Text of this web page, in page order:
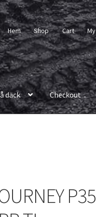
Hem Shop Cart
däck Checkout